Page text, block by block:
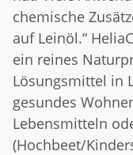
chemische
auf Leinöl.“
ein reines
Lösungsmittel in
gesundes
Lebensmitteln
(Hochbeet/